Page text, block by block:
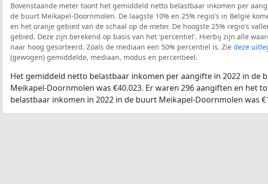
Bovenstaande meter toont het gemiddeld netto belastbaar inkomen per
de buurt Meikapel-Doornmolen. De laagste 10% en 25% regio's in België
en het oranje gebied van de schaal op de meter. De hoogste 25% regio's
gebied. Deze zijn berekend op basis van het 'percentiel'. Hierbij zijn alle
naar hoog gesorteerd. Zoals de mediaan een 50% percentiel is. Zie deze
(gewogen) gemiddelde, mediaan, modus en percentieel.
Het gemiddeld netto belastbaar inkomen per aangifte in 2022 in de
Meikapel-Doornmolen was €40.023. Er waren 296 aangiften en het
belastbaar inkomen in 2022 in de buurt Meikapel-Doornmolen was